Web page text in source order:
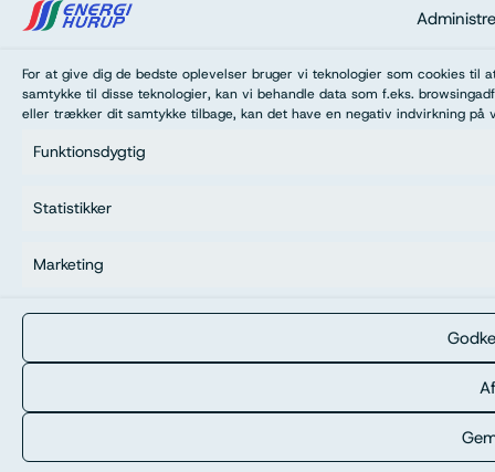
For at give dig de bedste oplevelser bruger vi teknologier som cookies til
samtykke til disse teknologier, kan vi behandle data som f.eks.
eller trækker dit samtykke tilbage, kan det have en negativ indvirkning på
Funktionsdygtig
Statistikker
Marketing